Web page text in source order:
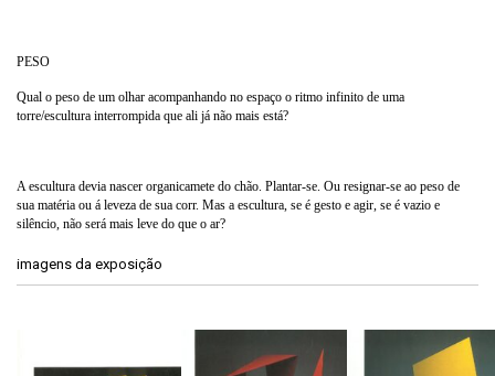
PESO
Qual o peso de um olhar acompanhando no espaço o ritmo infinito de uma
torre/escultura interrompida que ali já não mais está?
A escultura devia nascer organicamete do chão. Plantar-se. Ou resignar-se ao peso de
sua matéria ou á leveza de sua corr. Mas a escultura, se é gesto e agir, se é vazio e
silêncio, não será mais leve do que o ar?
imagens da exposição